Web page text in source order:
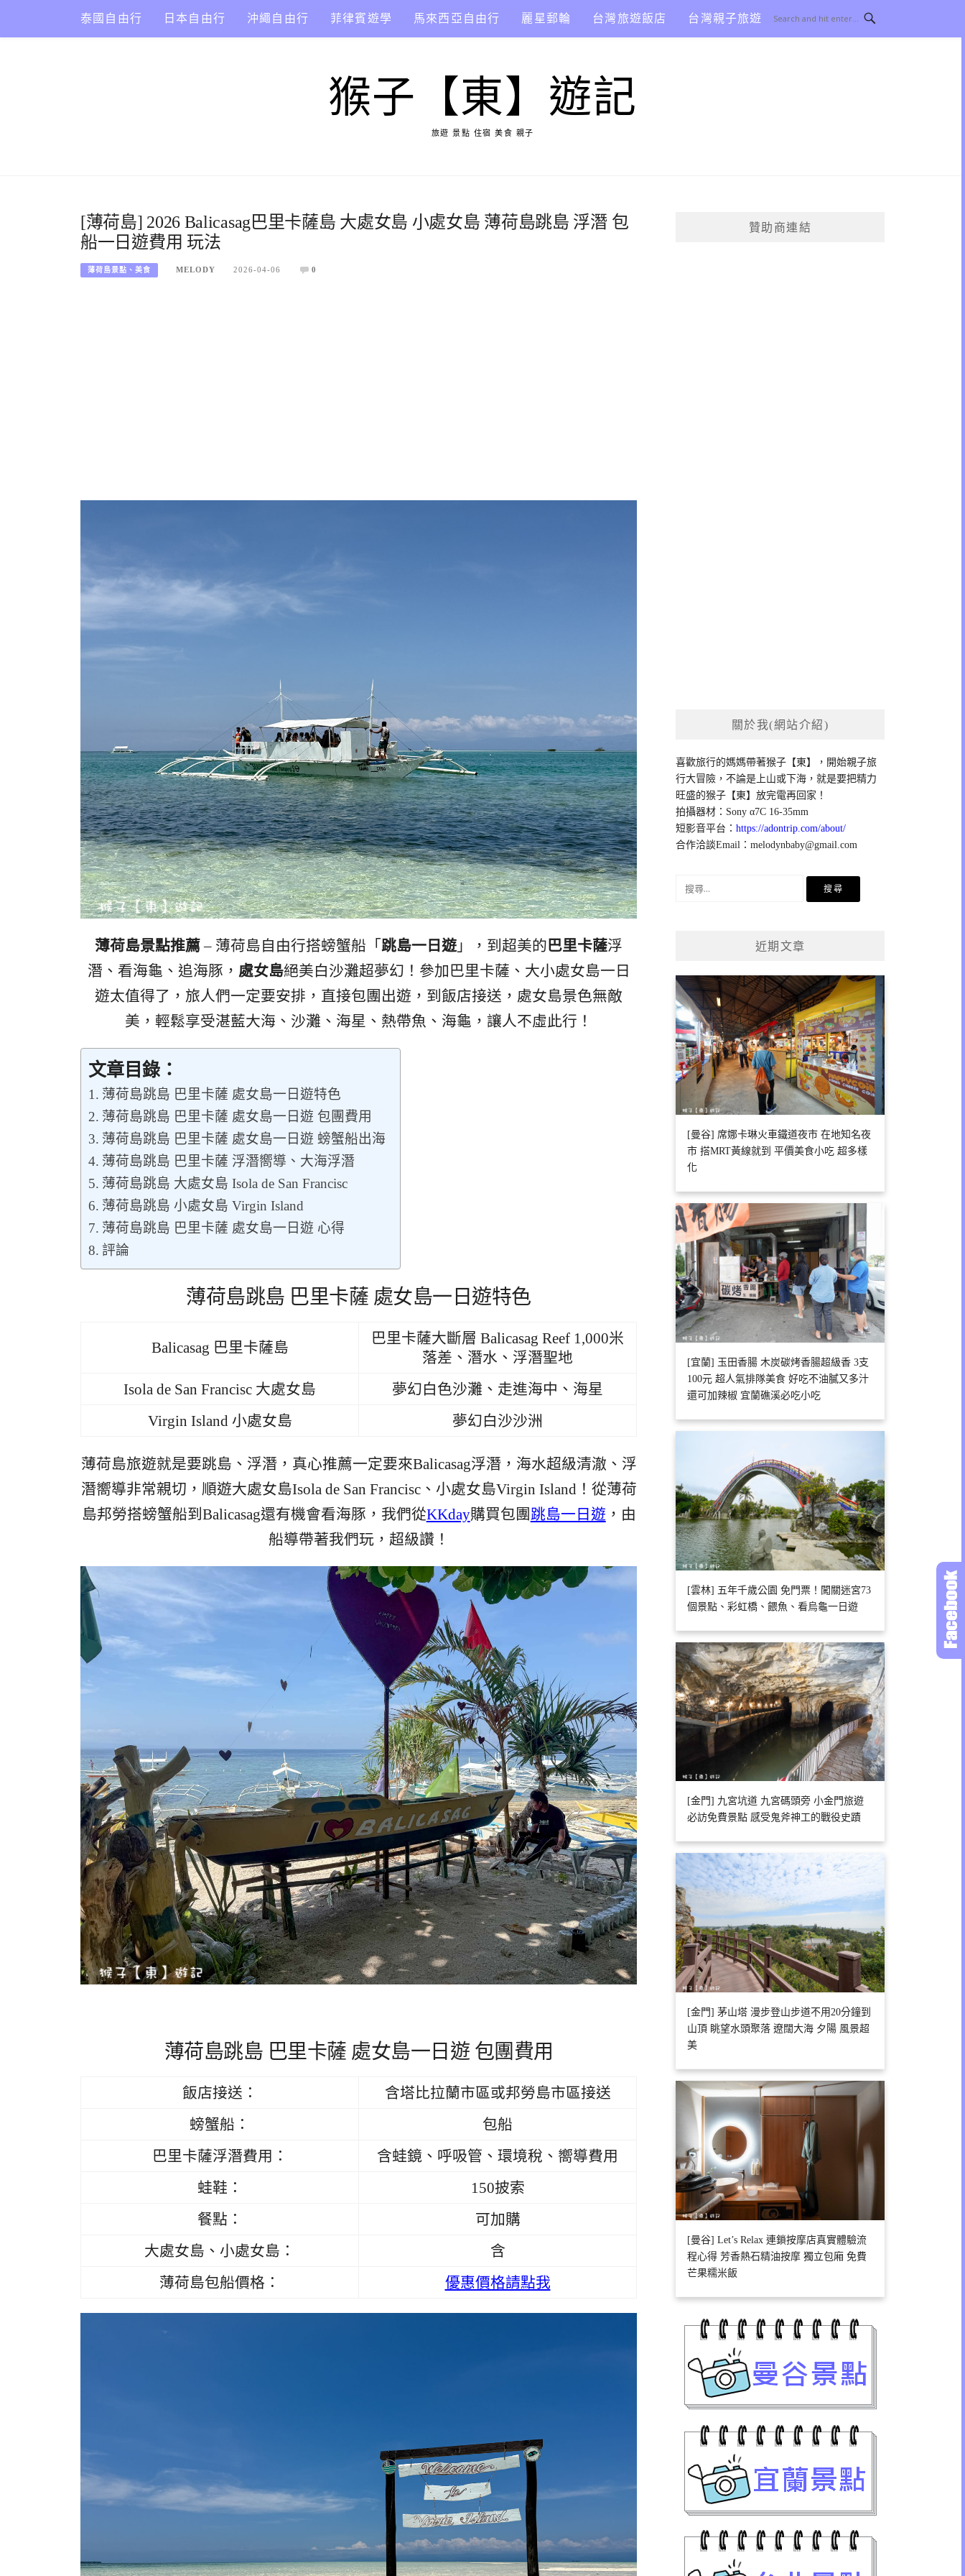
content
泰國自由行 日本自由行 沖繩自由行 菲律賓遊學 馬來西亞自由行 麗星郵輪 台灣旅遊飯店 台灣親子旅遊
猴子【東】遊記
旅遊 景點 住宿 美食 親子
[薄荷島] 2026 Balicasag巴里卡薩島 大處女島 小處女島 薄荷島跳島 浮潛 包
船一日遊費用 玩法
薄荷島景點、美食 MELODY 2026-04-06 0
薄荷島景點推薦– 薄荷島自由行搭螃蟹船「跳島一日遊 」，到超美的 巴里卡薩浮
潛、看海龜、追海豚， 處女島絕美白沙灘超夢幻！參加巴里卡薩、大小處女島一日
遊太值得了，旅人們一定要安排，直接包團出遊，到飯店接送，處女島景色無敵
美，輕鬆享受湛藍大海、沙灘、海星、熱帶魚、海龜，讓人不虛此行！
文章目錄：
薄荷島跳島 巴里卡薩 處女島一日遊特色
薄荷島跳島 巴里卡薩 處女島一日遊 包團費用
薄荷島跳島 巴里卡薩 處女島一日遊 螃蟹船出海
薄荷島跳島 巴里卡薩 浮潛嚮導、大海浮潛
薄荷島跳島 大處女島 Isola de San Francisc
薄荷島跳島 小處女島 Virgin Island
薄荷島跳島 巴里卡薩 處女島一日遊 心得
評論
薄荷島跳島 巴里卡薩 處女島一日遊特色
Balicasag 巴里卡薩島
巴里卡薩大斷層 Balicasag Reef 1,000米
落差、潛水、浮潛聖地
Isola de San Francisc 大處女島
夢幻白色沙灘、走進海中、海星
Virgin Island 小處女島
夢幻白沙沙洲
薄荷島旅遊就是要跳島、浮潛，真心推薦一定要來Balicasag浮潛，海水超級清澈、浮
潛嚮導非常親切，順遊大處女島Isola de San Francisc、小處女島Virgin Island！從薄荷
島邦勞搭螃蟹船到Balicasag還有機會看海豚，我們從KKday購買包團 跳島一日遊 ，由
船導帶著我們玩，超級讚！
薄荷島跳島 巴里卡薩 處女島一日遊 包團費用
飯店接送：
含塔比拉蘭市區或邦勞島市區接送
螃蟹船：
包船
巴里卡薩浮潛費用：
含蛙鏡、呼吸管、環境稅、嚮導費用
蛙鞋：
150披索
餐點：
可加購
大處女島、小處女島：
含
薄荷島包船價格：
優惠價格請點我
贊助商連結
關於我(網站介紹)
喜歡旅行的媽媽帶著猴子【東】，開始親子旅
行大冒險，不論是上山或下海，就是要把精力
旺盛的猴子【東】放完電再回家！
拍攝器材：Sony α7C 16-35mm
短影音平台：https://adontrip.com/about/
合作洽談Email：melodynbaby@gmail.com
近期文章
[曼谷] 席娜卡琳火車鐵道夜市 在地知名夜
市 搭MRT黃線就到 平價美食小吃 超多樣
化
[宜蘭] 玉田香腸 木炭碳烤香腸超級香 3支
100元 超人氣排隊美食 好吃不油膩又多汁
還可加辣椒 宜蘭礁溪必吃小吃
[雲林] 五年千歲公園 免門票！闖關迷宮73
個景點、彩虹橋、餵魚、看烏龜一日遊
[金門] 九宮坑道 九宮碼頭旁 小金門旅遊
必訪免費景點 感受鬼斧神工的戰役史蹟
[金門] 茅山塔 漫步登山步道不用20分鐘到
山頂 眺望水頭聚落 遼闊大海 夕陽 風景超
美
[曼谷] Let’s Relax 連鎖按摩店真實體驗流
程心得 芳香熱石精油按摩 獨立包廂 免費
芒果糯米飯